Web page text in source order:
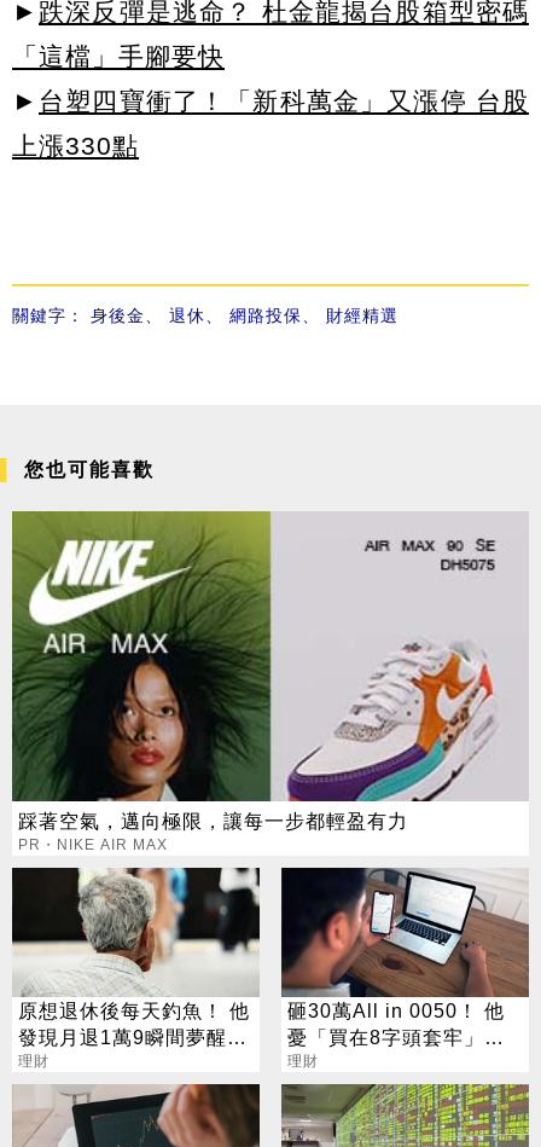
► 跌深反彈是逃命？ 杜金龍揭台股箱型密碼
「這檔」手腳要快
► 台塑四寶衝了！「新科萬金」又漲停 台股
上漲330點
關鍵字： 身後金、 退休、 網路投保、 財經精選
您也可能喜歡
踩著空氣，邁向極限，讓每一步都輕盈有力
PR・NIKE AIR MAX
原想退休後每天釣魚！ 他
發現月退1萬9瞬間夢醒：
連20元豆漿也記帳
理財
砸30萬All in 0050！ 他
憂「買在8字頭套牢」網
笑：不會虧的
理財